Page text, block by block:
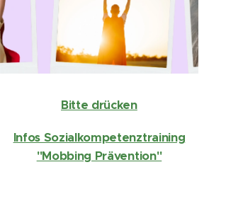
Bitte drücken
Infos Sozialkompetenztraining
"Mobbing Prävention"